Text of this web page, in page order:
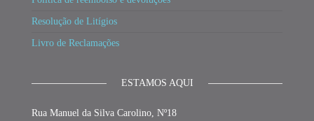
Resolução de Litígios
Livro de Reclamações
ESTAMOS AQUI
Rua Manuel da Silva Carolino, Nº18